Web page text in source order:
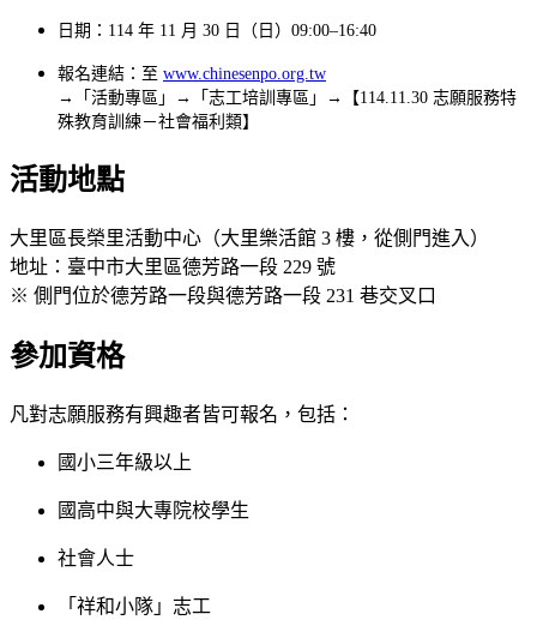
日期：114 年 11 月 30 日（日）09:00–16:40
報名連結：至 www.chinesenpo.org.tw
→「活動專區」→「志工培訓專區」→【114.11.30 志願服務特
殊教育訓練－社會福利類】
活動地點
大里區長榮里活動中心（大里樂活館 3 樓，從側門進入）
地址：臺中市大里區德芳路一段 229 號
※ 側門位於德芳路一段與德芳路一段 231 巷交叉口
參加資格
凡對志願服務有興趣者皆可報名，包括：
國小三年級以上
國高中與大專院校學生
社會人士
「祥和小隊」志工